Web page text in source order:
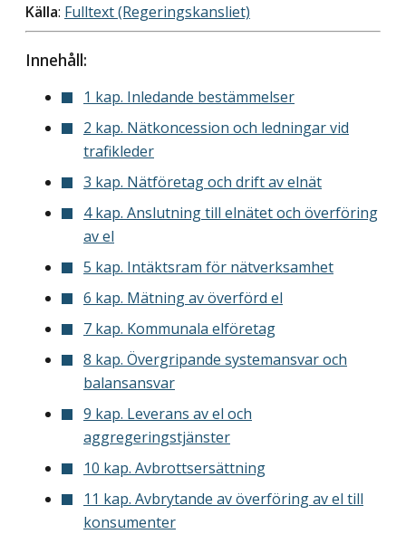
Källa: Fulltext (Regeringskansliet)
Innehåll:
1 kap. Inledande bestämmelser
2 kap. Nätkoncession och ledningar vid
trafikleder
3 kap. Nätföretag och drift av elnät
4 kap. Anslutning till elnätet och överföring
av el
5 kap. Intäktsram för nätverksamhet
6 kap. Mätning av överförd el
7 kap. Kommunala elföretag
8 kap. Övergripande systemansvar och
balansansvar
9 kap. Leverans av el och
aggregeringstjänster
10 kap. Avbrottsersättning
11 kap. Avbrytande av överföring av el till
konsumenter